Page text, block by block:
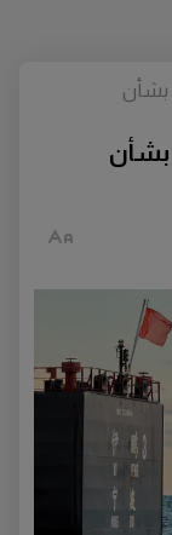
بشأن
بشأن